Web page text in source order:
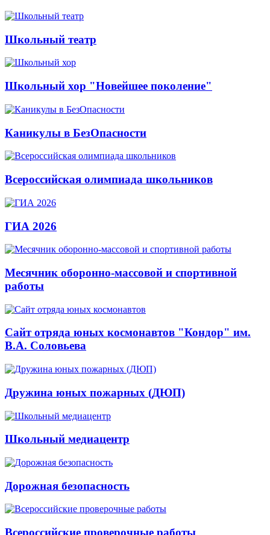
Школьный театр
Школьный хор "Новейшее поколение"
Каникулы в БезОпасности
Всероссийская олимпиада школьников
ГИА 2026
Месячник оборонно-массовой и спортивной
работы
Сайт отряда юных космонавтов "Кондор" им.
В.А. Соловьева
Дружина юных пожарных (ДЮП)
Школьный медиацентр
Дорожная безопасность
Всероссийские проверочные работы